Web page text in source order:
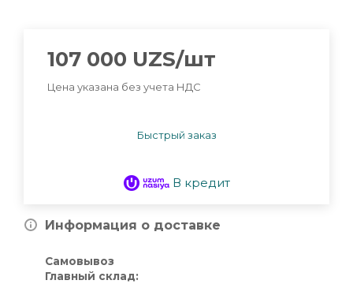
107 000 UZS/шт
Цена указана без учета НДС
Быстрый заказ
В кредит
Информация о доставке
Самовывоз
Главный склад: